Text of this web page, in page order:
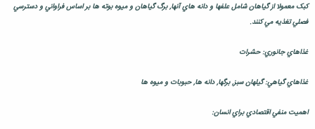
کبک معمولا از گياهان شامل علفها و دانه هاي آنها, برگ گياهان و ميوه بوته ها بر اساس فراواني و دسترسي
فصلي تغذيه مي کنند.
غذاهاي جانوري: حشرات
غذاهاي گياهي: گيلهان سبز, برگها, دانه ها, حبوبات و ميوه ها
اهميت منفي اقتصادي براي انسان: